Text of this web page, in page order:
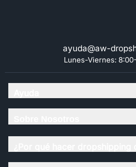
ayuda@aw-
Lunes-Viernes: